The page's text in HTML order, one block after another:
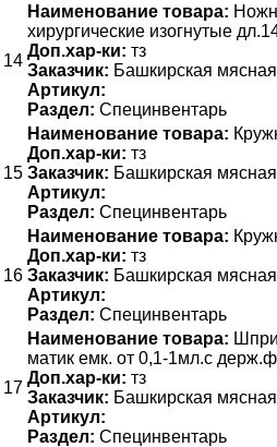
14
Наименование товара:
хирургические изогнутые
Доп.хар-ки: тз
Заказчик: Башкирская
Артикул:
Раздел: Специнвентарь
15
Наименование товара:
Доп.хар-ки: тз
Заказчик: Башкирская
Артикул:
Раздел: Специнвентарь
16
Наименование товара:
Доп.хар-ки: тз
Заказчик: Башкирская
Артикул:
Раздел: Специнвентарь
17
Наименование товара:
матик емк. от 0,1-1мл.с
Доп.хар-ки: тз
Заказчик: Башкирская
Артикул:
Раздел: Специнвентарь